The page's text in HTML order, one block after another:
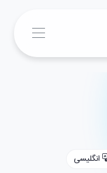
انگلیسی